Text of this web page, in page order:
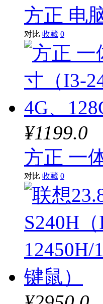
方正 电
对比 收藏 0
¥1199.0
方正 一
对比 收藏 0